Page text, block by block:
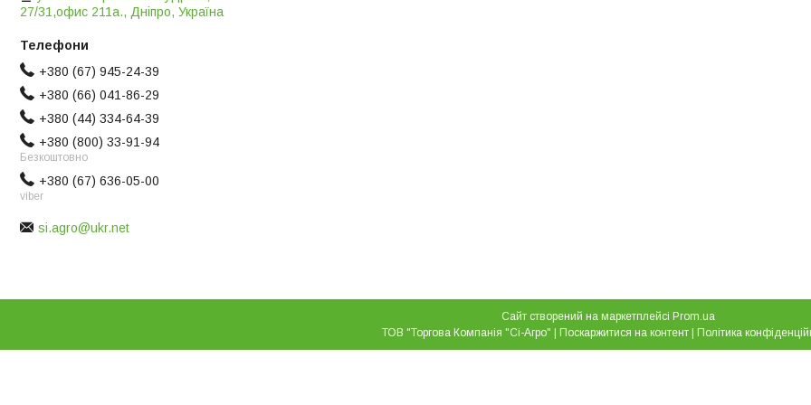
27/31,офис 211а., Дніпро, Україна
+380 (67) 945-24-39
+380 (66) 041-86-29
+380 (44) 334-64-39
+380 (800) 33-91-94
Безкоштовно
+380 (67) 636-05-00
viber
si.agro@ukr.net
Сайт створений на маркетплейсі Prom.ua
ТОВ "Торгова Компанія "Сі-Агро" | Поскаржитися на контент | Політика